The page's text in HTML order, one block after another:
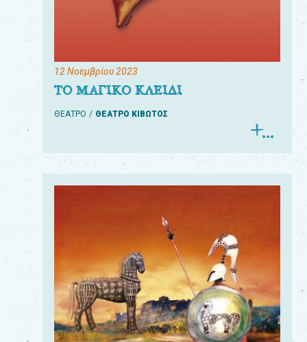
12 Νοεμβρίου 2023
ΤΟ ΜΑΓΙΚΟ ΚΛΕΙΔΙ
ΘΕΑΤΡΟ ΘΕΑΤΡΟ ΚΙΒΩΤΟΣ